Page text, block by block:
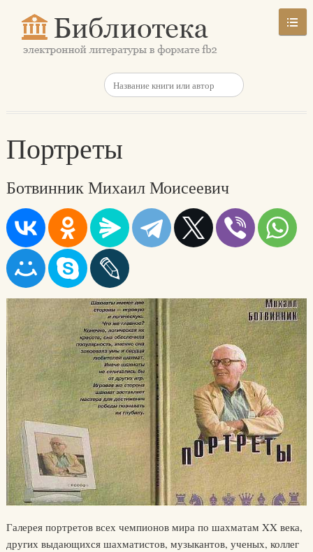
Портреты
Ботвинник Михаил Моисеевич
Галерея портретов всех чемпионов мира по шахматам XX века,
других выдающихся шахматистов, музыкантов, ученых, коллег